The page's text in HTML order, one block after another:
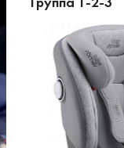
Группа 1-2-3